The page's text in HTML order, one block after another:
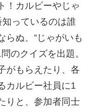
！カルビーやじゃ
っているのは誰
らぬ、“じゃがいも
のクイズを出題。
がもらえたり、各
カルビー社員に1
りと、参加者同士